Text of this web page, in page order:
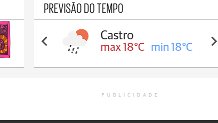
PREVISÃO DO TEMPO
Carambeí
max 18°C min 17°C
PUBLICIDADE